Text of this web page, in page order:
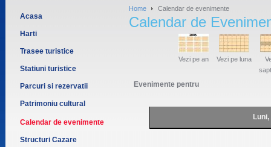
Home Calendar de evenimente
Calendar de
Vezi pe an Vezi pe luna
Evenimente pentru
Acasa
Harti
Trasee turistice
Statiuni turistice
Parcuri si rezervatii
Patrimoniu cultural
Calendar de evenimente
Structuri Cazare